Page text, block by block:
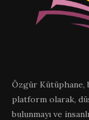
Özgür Kütüphane,
platform olarak,
bulunmayı ve